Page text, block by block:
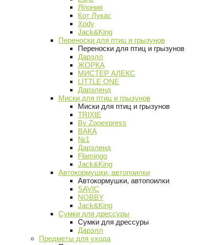
Япония
Кот Лукас
Xody
Jack&King
Переноски для птиц и грызунов
Переноски для птиц и грызунов
Дарэлл
ЖОРКА
МИСТЕР АЛЕКС
LITTLE ONE
Дарэленд
Миски для птиц и грызунов
Миски для птиц и грызунов
TRIXIE
By Zooexpress
ВАКА
№1
Дарэленд
Flamingo
Jack&King
Автокормушки, автопоилки
Автокормушки, автопоилки
SAVIC
NOBBY
Jack&King
Сумки для дрессуры
Сумки для дрессуры
Дарэлл
Предметы для ухода